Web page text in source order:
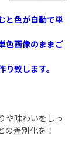
と色が自動で単
色画像のままご
致します。
や味わいをしっ
差別化を！